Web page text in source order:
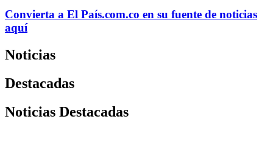
Convierta a El País.com.co en su fuente de noticias
aquí
Noticias
Destacadas
Noticias Destacadas